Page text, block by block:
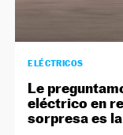
ELÉCTRICOS
Le
eléctrico en
sorpresa es